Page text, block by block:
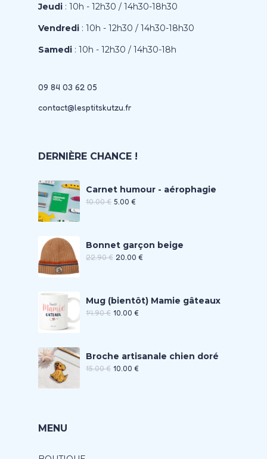
Jeudi : 10h - 12h30 / 14h30-18h30
Vendredi : 10h - 12h30 / 14h30-18h30
Samedi : 10h - 12h30 / 14h30-18h
09 84 03 62 05
contact@lesptitskutzu.fr
DERNIÈRE CHANCE !
Carnet humour - aérophagie
10.00€ 5.00 €
Bonnet garçon beige
22.90€ 20.00 €
Mug (bientôt) Mamie gâteaux
14.90€ 10.00 €
Broche artisanale chien doré
15.00€ 10.00 €
MENU